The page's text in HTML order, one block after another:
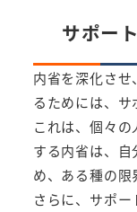
サポー
内省を深化さ
るためには、サ
これは、個々
する内省は、
め、ある種の限
さらに、サポ